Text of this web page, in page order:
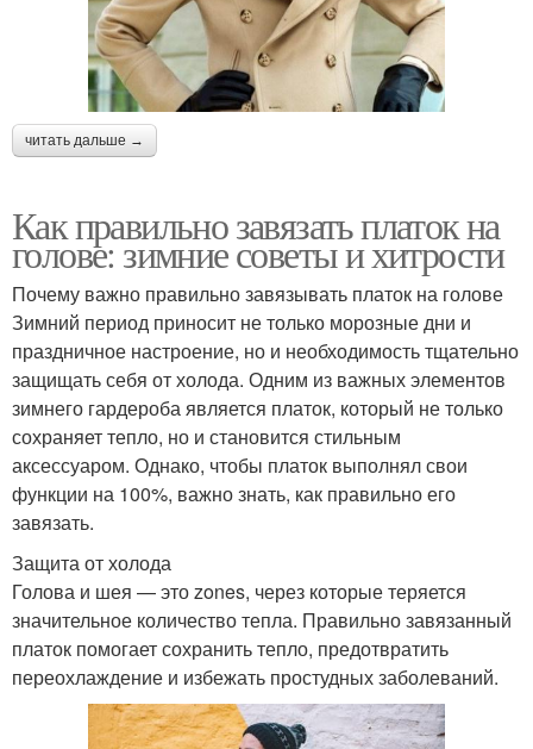
читать дальше →
Как правильно завязать платок на
голове: зимние советы и хитрости
Почему важно правильно завязывать платок на голове
Зимний период приносит не только морозные дни и
праздничное настроение, но и необходимость тщательно
защищать себя от холода. Одним из важных элементов
зимнего гардероба является платок, который не только
сохраняет тепло, но и становится стильным
аксессуаром. Однако, чтобы платок выполнял свои
функции на 100%, важно знать, как правильно его
завязать.
Защита от холода
Голова и шея — это zones, через которые теряется
значительное количество тепла. Правильно завязанный
платок помогает сохранить тепло, предотвратить
переохлаждение и избежать простудных заболеваний.